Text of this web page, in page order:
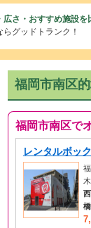
さ・おすすめ施設を
グッドトランク！
福岡市南区
福岡市南区で
レンタルボッ